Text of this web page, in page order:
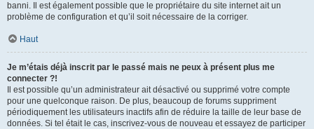
banni. Il est également possible que le propriétaire du site internet ait un
problème de configuration et qu’il soit nécessaire de la corriger.
Haut
Je m’étais déjà inscrit par le passé mais ne peux à présent plus me
connecter ?!
Il est possible qu’un administrateur ait désactivé ou supprimé votre compte
pour une quelconque raison. De plus, beaucoup de forums suppriment
périodiquement les utilisateurs inactifs afin de réduire la taille de leur base de
données. Si tel était le cas, inscrivez-vous de nouveau et essayez de participer